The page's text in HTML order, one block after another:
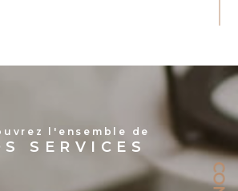
l'ensemble de
SERVICES